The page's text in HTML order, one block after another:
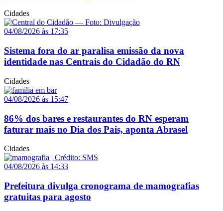
Cidades
04/08/2026 às 17:35
Sistema fora do ar paralisa emissão da nova
identidade nas Centrais do Cidadão do RN
Cidades
04/08/2026 às 15:47
86% dos bares e restaurantes do RN esperam
faturar mais no Dia dos Pais, aponta Abrasel
Cidades
04/08/2026 às 14:33
Prefeitura divulga cronograma de mamografias
gratuitas para agosto